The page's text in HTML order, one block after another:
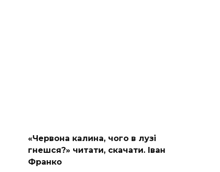
«Червона калина, чого в лузі
гнешся?» читати, скачати. Іван
Франко